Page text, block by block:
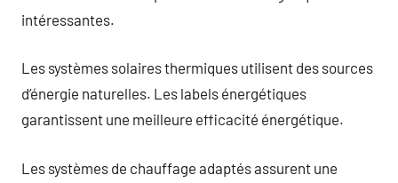
intéressantes.
Les systèmes solaires thermiques utilisent des sources
d’énergie naturelles. Les labels énergétiques
garantissent une meilleure efficacité énergétique.
Les systèmes de chauffage adaptés assurent une